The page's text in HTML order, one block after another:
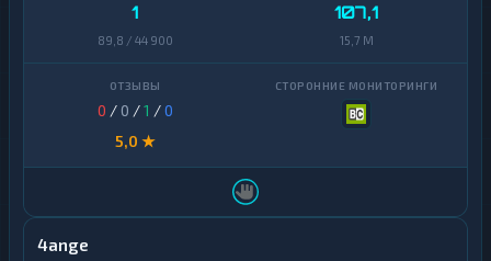
1
89,8 / 44 900
107,1
15,7 M
0 / 0 /1 /0
5,0 ★
4ange